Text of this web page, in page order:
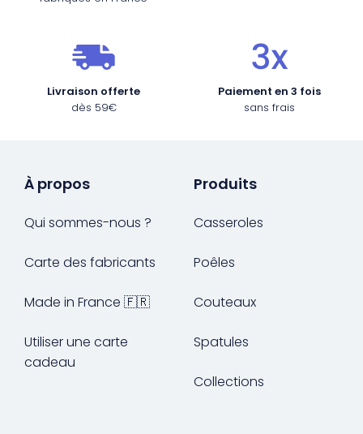
Livraison offerte
dès 59€
Paiement en 3 fois
sans frais
À propos
Qui sommes-nous ?
Carte des fabricants
Made in France 🇫🇷
Utiliser une carte
cadeau
Produits
Casseroles
Poêles
Couteaux
Spatules
Collections